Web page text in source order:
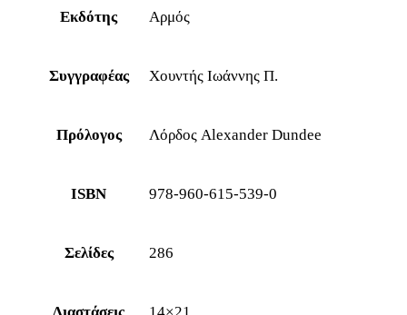
Εκδότης Αρμός
Συγγραφέας Χουντής Ιωάννης Π.
Πρόλογος Λόρδος Alexander Dundee
ISBN 978-960-615-539-0
Σελίδες 286
Διαστάσεις 14×21